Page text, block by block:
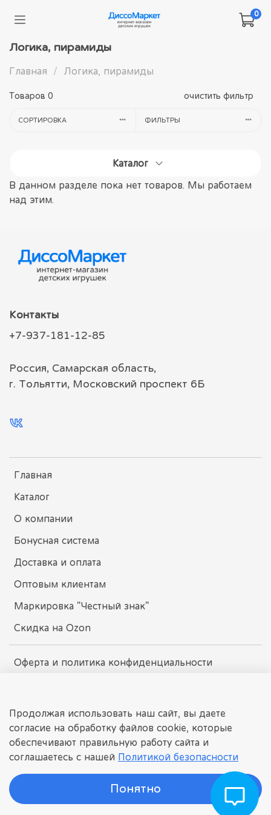
0
Логика, пирамиды
Главная Логика, пирамиды
Товаров 0 очистить фильтр
СОРТИРОВКА ФИЛЬТРЫ
Каталог
В данном разделе пока нет товаров. Мы работаем
над этим.
Главная
Каталог
О компании
Бонусная система
Доставка и оплата
Оптовым клиентам
Маркировка "Честный знак"
Скидка на Ozon
Оферта и политика конфиденциальности
Контакты
+7-937-181-12-85
Россия, Самарская область,
г. Тольятти, Московский проспект 6Б
dissomarket.ru
© 2025 Любое использование контента без письменного
разрешения запрещено
Интернет-магазин детских игрушек.
Продолжая использовать наш сайт, вы даете
согласие на обработку файлов cookie, которые
обеспечивают правильную работу сайта и
соглашаетесь с нашей Политикой безопасности
Понятно